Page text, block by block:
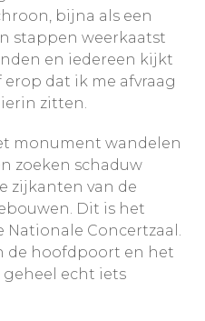
bijna als een
stappen weerkaatst
en iedereen kijkt
dat ik me afvraag
zitten.
monument wandelen
zoeken schaduw
zijkanten van de
Dit is het
Nationale Concertzaal.
de hoofdpoort en het
echt iets